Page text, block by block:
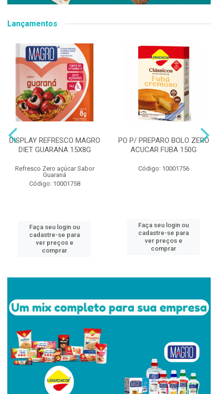
Lançamentos
DISPLAY REFRESCO MAGRO
DIET GUARANA 15X8G
Refresco Zero açúcar Sabor
Guaraná
Código: 10001758
Faça seu login ou
cadastre-se para
ver preços e
comprar
PO P/ PREPARO BOLO ZERO
ACUCAR FUBA 150G
Código: 10001756
Faça seu login ou
cadastre-se para
ver preços e
comprar